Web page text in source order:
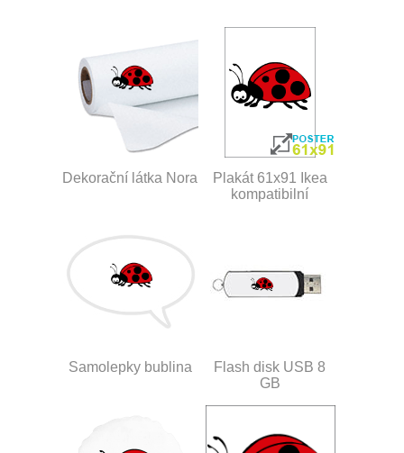
Dekorační látka Nora
Plakát 61x91 Ikea
kompatibilní
Samolepky bublina
Flash disk USB 8
GB